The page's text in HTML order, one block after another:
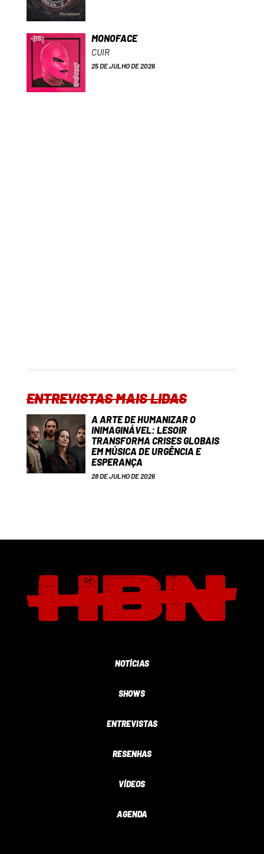
MONOFACE
CUIR
25 DE JULHO DE 2026
ENTREVISTAS MAIS LIDAS
A ARTE DE HUMANIZAR O
INIMAGINÁVEL: LESOIR
TRANSFORMA CRISES GLOBAIS
EM MÚSICA DE URGÊNCIA E
ESPERANÇA
28 DE JULHO DE 2026
NOTÍCIAS
SHOWS
ENTREVISTAS
RESENHAS
VÍDEOS
AGENDA